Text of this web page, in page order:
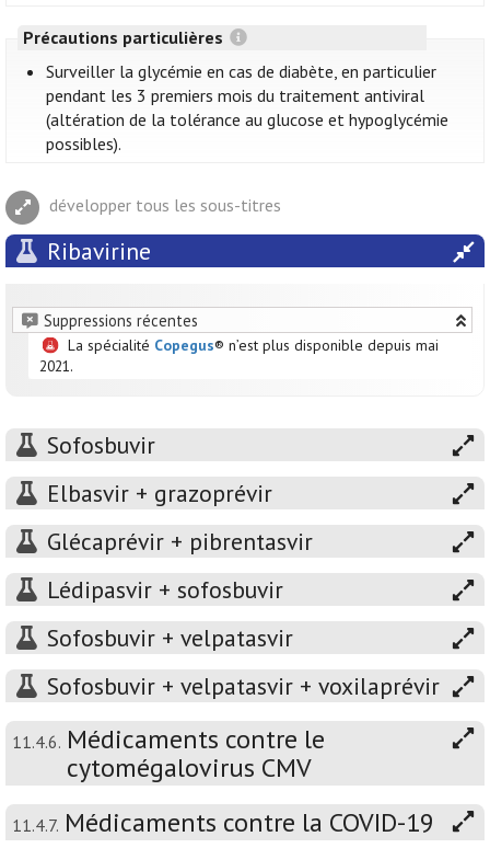
Précautions particulières
Surveiller la glycémie en cas de diabète, en particulier
pendant les 3 premiers mois du traitement antiviral
(altération de la tolérance au glucose et hypoglycémie
possibles).
développer tous les sous-titres
Ribavirine
Suppressions récentes
La spécialité Copegus® n’est plus disponible depuis mai
2021.
Sofosbuvir
Elbasvir + grazoprévir
Glécaprévir + pibrentasvir
Lédipasvir + sofosbuvir
Sofosbuvir + velpatasvir
Sofosbuvir + velpatasvir + voxilaprévir
11.4.6. Médicaments contre le
cytomégalovirus CMV
11.4.7. Médicaments contre la COVID-19